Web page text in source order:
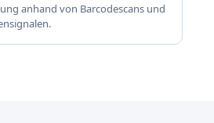
anhand von Barcodescans und